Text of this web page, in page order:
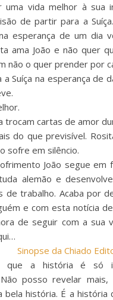
uma vida melhor à sua
de partir para a
esperança de um dia
ama João e não quer
não o quer prender por
a Suíça na esperança de
trocam cartas de amor
do que previsível.
sofre em silêncio.
João segue em
alemão e
de trabalho. Acaba por
e com esta notícia
de seguir com a sua
Sinopse da Chiado
que a história é só
Não posso revelar
bela história. É a história